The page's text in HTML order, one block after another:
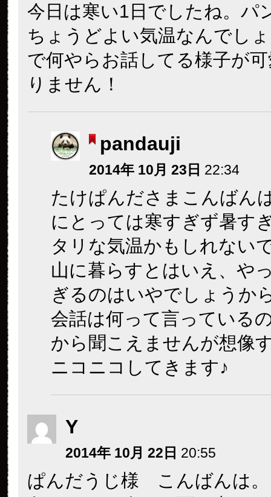
今日は寒い1日でしたね。パ
ちょうどよい気温なんでし
で何やらお話してる様子が
りません！
pandauji
2014年 10月 23日 22:34
たけぱんださまこんばん
にとっては寒すぎず暑す
タリな気温かもしれない
山に暮らすとはいえ、や
ぎるのはいやでしょうか
会話は何って言っている
から聞こえませんが想像
ニコニコしてきます♪
Y
2014年 10月 22日 20:55
ぱんだうじ様 こんばんは。